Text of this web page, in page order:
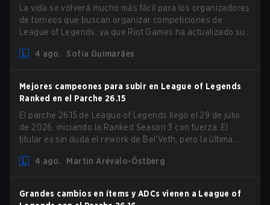
La vida se volverá mucho más fácil para los organizadores
de torneos que buscan organizar competiciones de
League of Legends, ya que Riot Games ha actualizado sus
eliminan varias restricciones obsoletas.
4 ago. Sofia Guimarães
Mejores campeones para subir en League of Legends
Ranked en el Parche 26.15
El parche 26.15 de League of Legends llegó el 29 de julio
de 2026, iniciando la Ranked Season 3 con fuerza. El
titular es sin duda el rework de Bel'Veth, pero la última
necesarios a picks que estaban overperforming. Con un
4 ago. Martin Arévalo-Östberg
Grandes cambios en ítems y ADCs vienen a League of